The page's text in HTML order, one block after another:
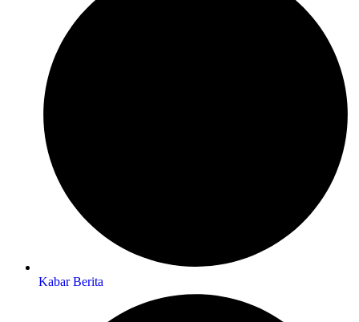
Kabar Berita